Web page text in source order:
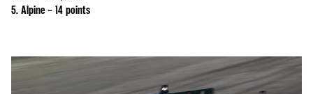
5. Alpine – 14 points